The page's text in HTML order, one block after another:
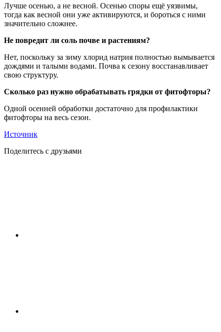
Лучше осенью, а не весной. Осенью споры ещё уязвимы,
тогда как весной они уже активируются, и бороться с ними
значительно сложнее.
Не повредит ли соль почве и растениям?
Нет, поскольку за зиму хлорид натрия полностью вымывается
дождями и талыми водами. Почва к сезону восстанавливает
свою структуру.
Сколько раз нужно обрабатывать грядки от фитофторы?
Одной осенней обработки достаточно для профилактики
фитофторы на весь сезон.
Источник
Поделитесь с друзьями